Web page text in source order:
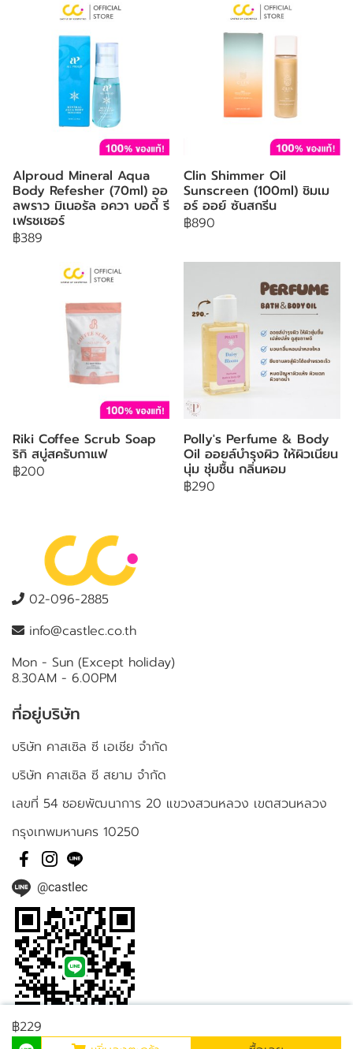
Alproud Mineral Aqua
Body Refesher (70ml) ออ
ลพราว มิเนอรัล อควา บอดี้ รี
เฟรชเชอร์
฿389
Clin Shimmer Oil
Sunscreen (100ml) ชิมเม
อร์ ออย์ ซันสกรีน
฿890
Riki Coffee Scrub Soap
ริกิ สบู่สครับกาแฟ
฿200
Polly's Perfume & Body
Oil ออยล์บำรุงผิว ให้ผิวเนียน
นุ่ม ชุ่มชื้น กลิ่นหอม
฿290
฿229
02-096-2885
info@castlec.co.th
Mon - Sun (Except holiday)
8.30AM - 6.00PM
ที่อยู่บริษัท
บริษัท คาสเซิล ซี เอเชีย จำกัด
บริษัท คาสเซิล ซี สยาม จำกัด
เลขที่ 54 ซอยพัฒนาการ 20 แขวงสวนหลวง เขตสวนหลวง
กรุงเทพมหานคร 10250
@castlec